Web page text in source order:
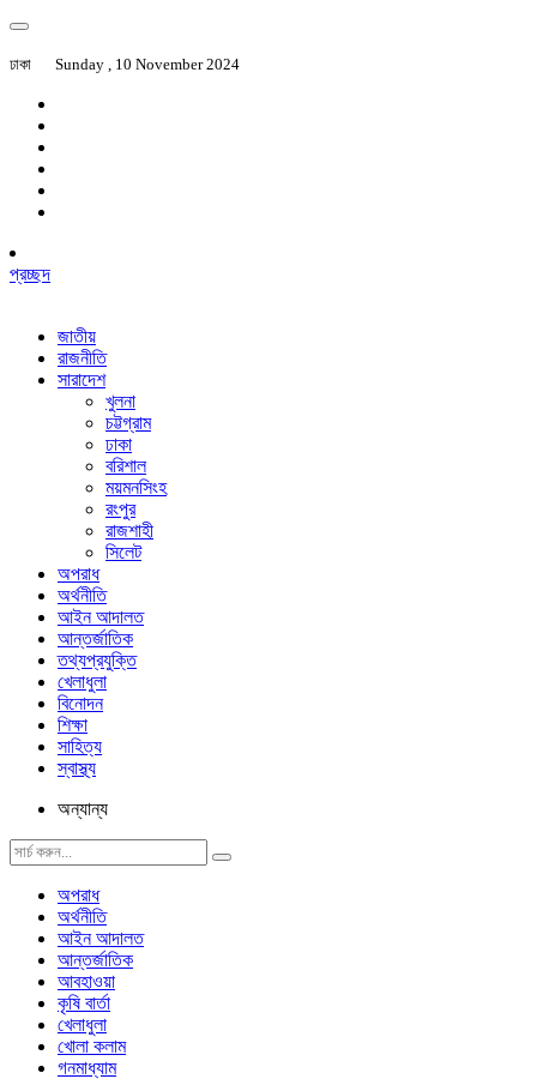
ঢাকা Sunday , 10 November 2024
প্রচ্ছদ
জাতীয়
রাজনীতি
সারাদেশ
খুলনা
চট্টগ্রাম
ঢাকা
বরিশাল
ময়মনসিংহ
রংপুর
রাজশাহী
সিলেট
অপরাধ
অর্থনীতি
আইন আদালত
আন্তর্জাতিক
তথ্যপ্রযুক্তি
খেলাধুলা
বিনোদন
শিক্ষা
সাহিত্য
স্বাস্থ্য
অন্যান্য
অপরাধ
অর্থনীতি
আইন আদালত
আন্তর্জাতিক
আবহাওয়া
কৃষি বার্তা
খেলাধুলা
খোলা কলাম
গনমাধ্যাম